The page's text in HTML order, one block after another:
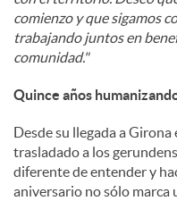
comienzo y que sigamos
trabajando juntos en
comunidad."
Quince años
Desde su llegada a
trasladado a los
diferente de entender y
aniversario no sólo marca